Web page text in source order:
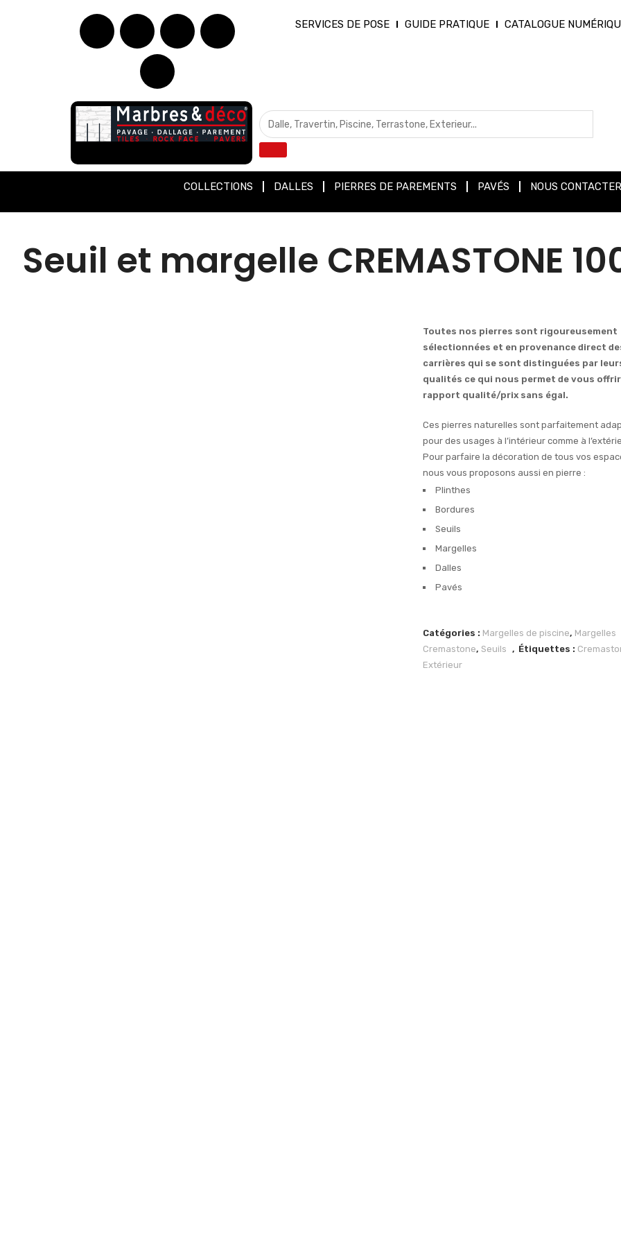
SERVICES DE POSE GUIDE PRATIQUE CATALOGUE
COLLECTIONS DALLES PIERRES DE PAREMENTS PAVÉS NOUS
Seuil et margelle CREMASTONE
Toutes nos pierres sont rigoureusement
sélectionnées et en provenance direct
carrières qui se sont distinguées par
qualités ce qui nous permet de vous
rapport qualité/prix sans égal.
Ces pierres naturelles sont parfaitement
pour des usages à l’intérieur comme à
Pour parfaire la décoration de tous vos
nous vous proposons aussi en pierre :
Plinthes
Bordures
Seuils
Margelles
Dalles
Pavés
Catégories : Margelles de piscine, Margelles
Cremastone, Seuils Étiquettes :
Extérieur